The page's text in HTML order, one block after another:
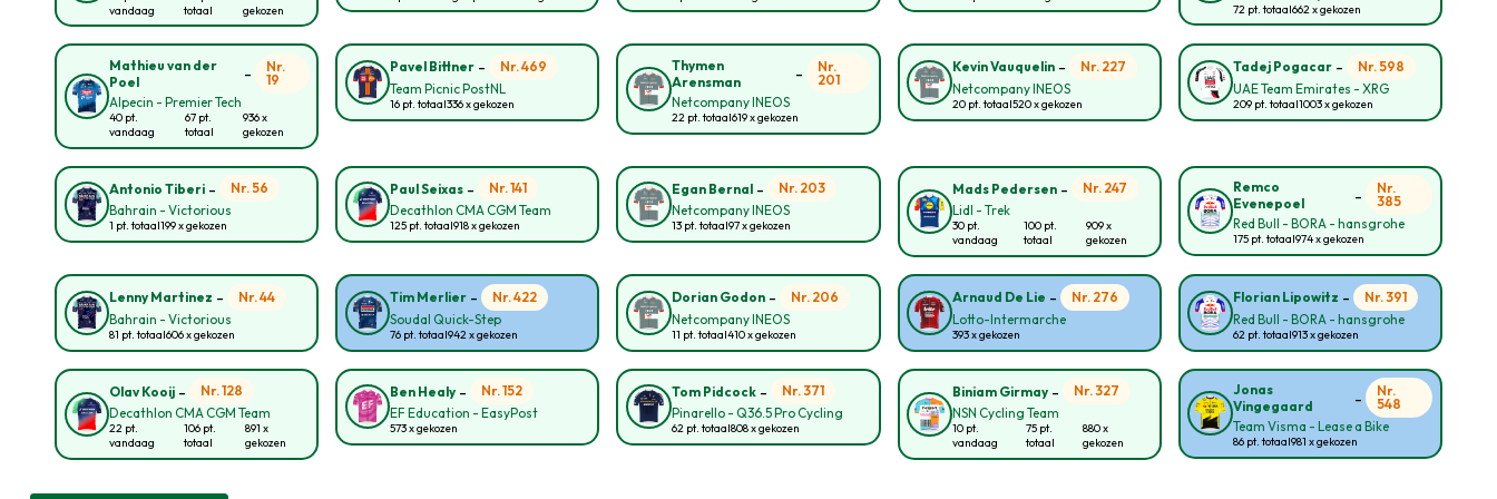
vandaag
totaal
gekozen
72 pt. totaal662 x gekozen
Mathieu van der
Poel
-
Nr.
19
Alpecin - Premier Tech
40 pt.
vandaag
67 pt.
totaal
936 x
gekozen
Pavel Bittner -
Nr. 469
Team Picnic PostNL
16 pt. totaal336 x gekozen
Thymen
Arensman
-
Nr.
201
Netcompany INEOS
22 pt. totaal619 x gekozen
Kevin Vauquelin-
Nr. 227
Netcompany INEOS
20 pt. totaal520 x gekozen
Tadej Pogacar-
Nr. 598
UAE Team Emirates - XRG
209 pt. totaal1003 x gekozen
Antonio Tiberi -
Nr. 56
Bahrain - Victorious
1 pt. totaal199 x gekozen
Paul Seixas -
Nr. 141
Decathlon CMA CGM Team
125 pt. totaal918 x gekozen
Egan Bernal-
Nr. 203
Netcompany INEOS
13 pt. totaal97 x gekozen
Mads Pedersen-
Nr. 247
Lidl - Trek
30 pt.
vandaag
100 pt.
totaal
909 x
gekozen
Remco
Evenepoel
-
Nr.
385
Red Bull - BORA - hansgrohe
175 pt. totaal974 x gekozen
Lenny Martinez -
Nr. 44
Bahrain - Victorious
81 pt. totaal606 x gekozen
Tim Merlier -
Nr. 422
Soudal Quick-Step
76 pt. totaal942 x gekozen
Dorian Godon-
Nr. 206
Netcompany INEOS
11 pt. totaal410 x gekozen
Arnaud De Lie -
Nr. 276
Lotto-Intermarche
393 x gekozen
Florian Lipowitz -
Nr. 391
Red Bull - BORA - hansgrohe
62 pt. totaal913 x gekozen
Olav Kooij -
Nr. 128
Decathlon CMA CGM Team
22 pt.
vandaag
106 pt.
totaal
891 x
gekozen
Ben Healy -
Nr. 152
EF Education - EasyPost
573 x gekozen
Tom Pidcock-
Nr. 371
Pinarello - Q36.5 Pro Cycling
62 pt. totaal808 x gekozen
Biniam Girmay-
Nr. 327
NSN Cycling Team
10 pt.
vandaag
75 pt.
totaal
880 x
gekozen
Jonas
Vingegaard
-
Nr.
548
Team Visma - Lease a Bike
86 pt. totaal981 x gekozen